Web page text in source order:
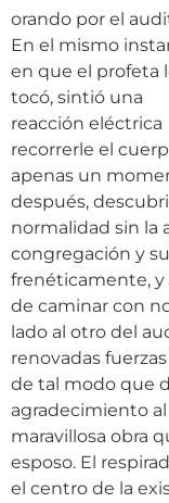
orando por el
En el mismo
en que el profeta
tocó, sintió una
reacción eléctrica
recorrerle el
apenas un
después,
normalidad sin la
congregación y
frenéticamente, y
de caminar con
lado al otro del
renovadas
de tal modo que
agradecimiento
maravillosa obra
esposo. El
el centro de la